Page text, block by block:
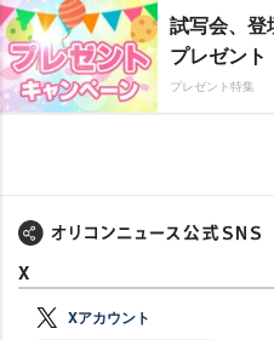
試写会、登
プレゼント
プレゼント特集
X
Xアカウント